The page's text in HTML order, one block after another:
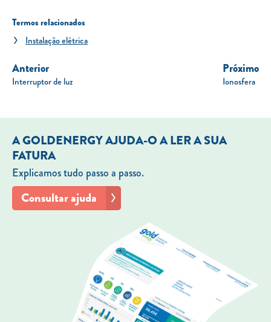
Termos relacionados
Instalação elétrica
Anterior
Interruptor de luz
Próximo
Ionosfera
A GOLDENERGY AJUDA-O A LER A SUA
FATURA
Explicamos tudo passo a passo.
Consultar ajuda